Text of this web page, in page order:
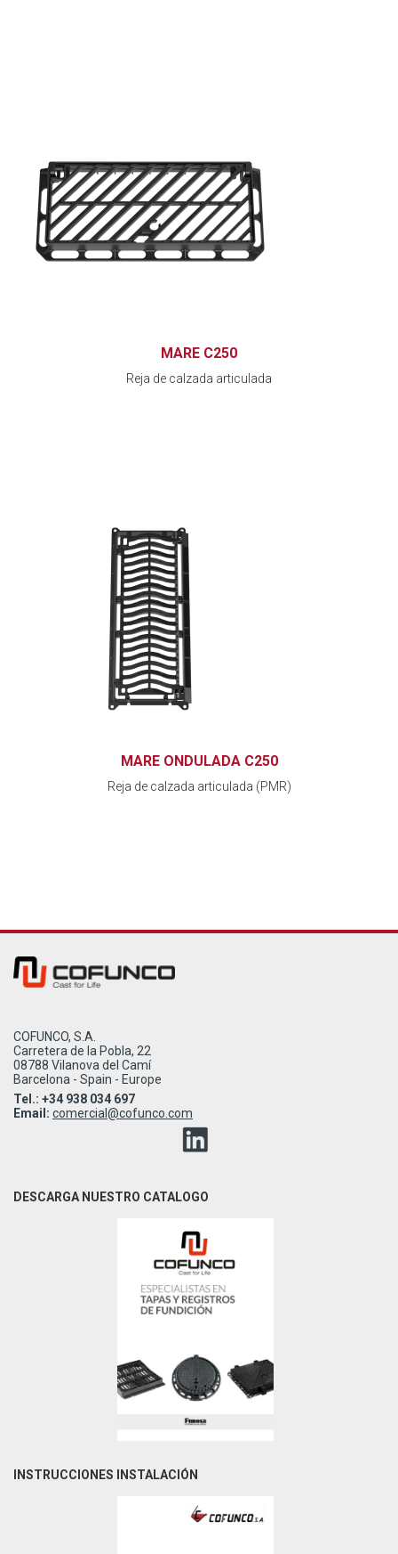
MARE C250
Reja de calzada articulada
MARE ONDULADA C250
Reja de calzada articulada (PMR)
COFUNCO, S.A.
Carretera de la Pobla, 22
08788 Vilanova del Camí
Barcelona - Spain - Europe
Tel.: +34 938 034 697
Email: comercial@cofunco.com
DESCARGA NUESTRO CATALOGO
INSTRUCCIONES INSTALACIÓN